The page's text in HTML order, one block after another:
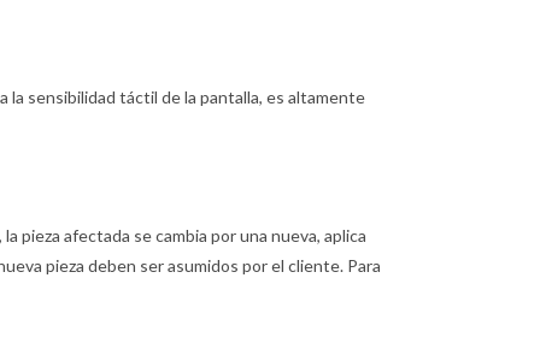
la sensibilidad táctil de la pantalla, es altamente
pieza afectada se cambia por una nueva, aplica
pieza deben ser asumidos por el cliente. Para